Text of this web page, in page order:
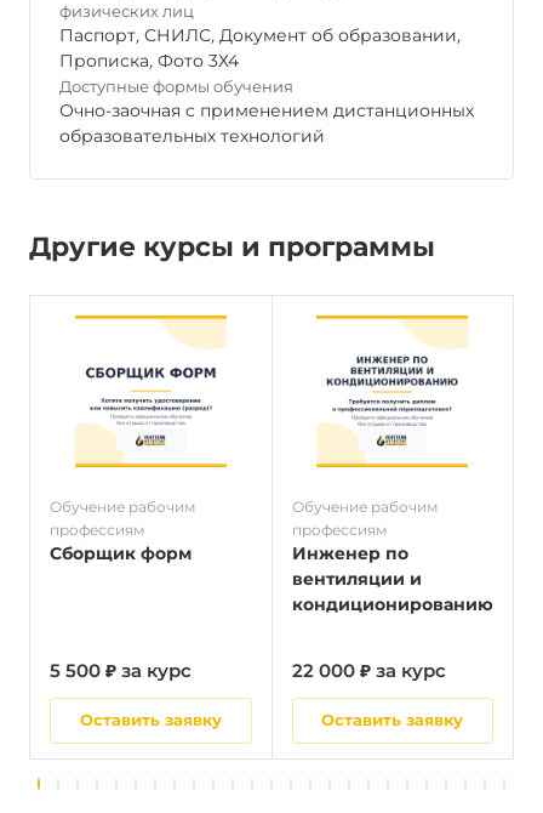
физических лиц
Паспорт, СНИЛС, Документ об образовании,
Прописка, Фото 3Х4
Доступные формы обучения
Очно-заочная с применением дистанционных
образовательных технологий
Другие курсы и программы
Обучение рабочим
профессиям
Сборщик форм
5 500 ₽ за курс
Оставить заявку
Обучение рабочим
профессиям
Инженер по
вентиляции и
кондиционированию
22 000 ₽ за курс
Оставить заявку